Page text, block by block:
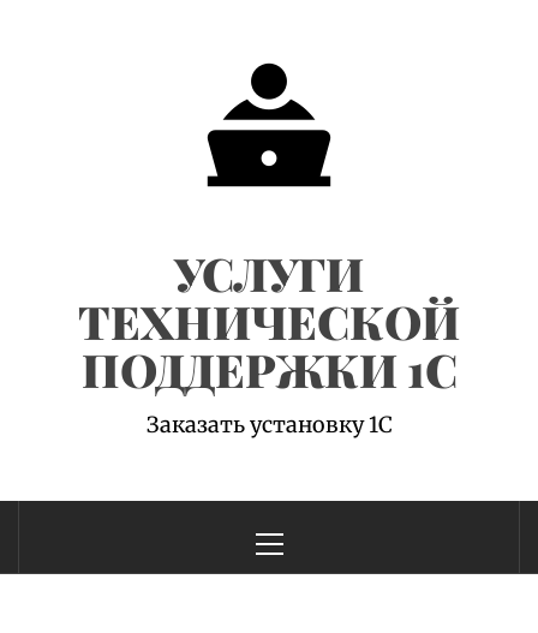
УСЛУГИ
ТЕХНИЧЕСКОЙ
ПОДДЕРЖКИ 1С
Заказать установку 1С
Menu